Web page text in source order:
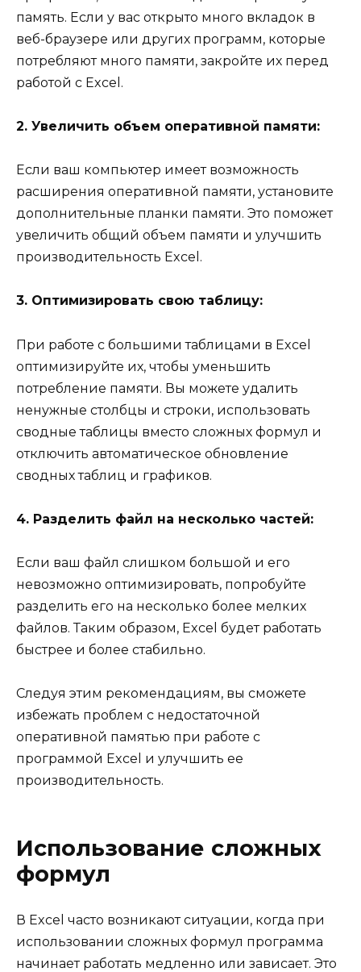
память. Если у вас открыто много вкладок в
веб-браузере или других программ, которые
потребляют много памяти, закройте их перед
работой с Excel.
2. Увеличить объем оперативной памяти:
Если ваш компьютер имеет возможность
расширения оперативной памяти, установите
дополнительные планки памяти. Это поможет
увеличить общий объем памяти и улучшить
производительность Excel.
3. Оптимизировать свою таблицу:
При работе с большими таблицами в Excel
оптимизируйте их, чтобы уменьшить
потребление памяти. Вы можете удалить
ненужные столбцы и строки, использовать
сводные таблицы вместо сложных формул и
отключить автоматическое обновление
сводных таблиц и графиков.
4. Разделить файл на несколько частей:
Если ваш файл слишком большой и его
невозможно оптимизировать, попробуйте
разделить его на несколько более мелких
файлов. Таким образом, Excel будет работать
быстрее и более стабильно.
Следуя этим рекомендациям, вы сможете
избежать проблем с недостаточной
оперативной памятью при работе с
программой Excel и улучшить ее
производительность.
Использование сложных
формул
В Excel часто возникают ситуации, когда при
использовании сложных формул программа
начинает работать медленно или зависает. Это